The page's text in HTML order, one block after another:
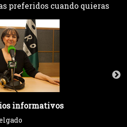
preferidos cuando quieras
informativos